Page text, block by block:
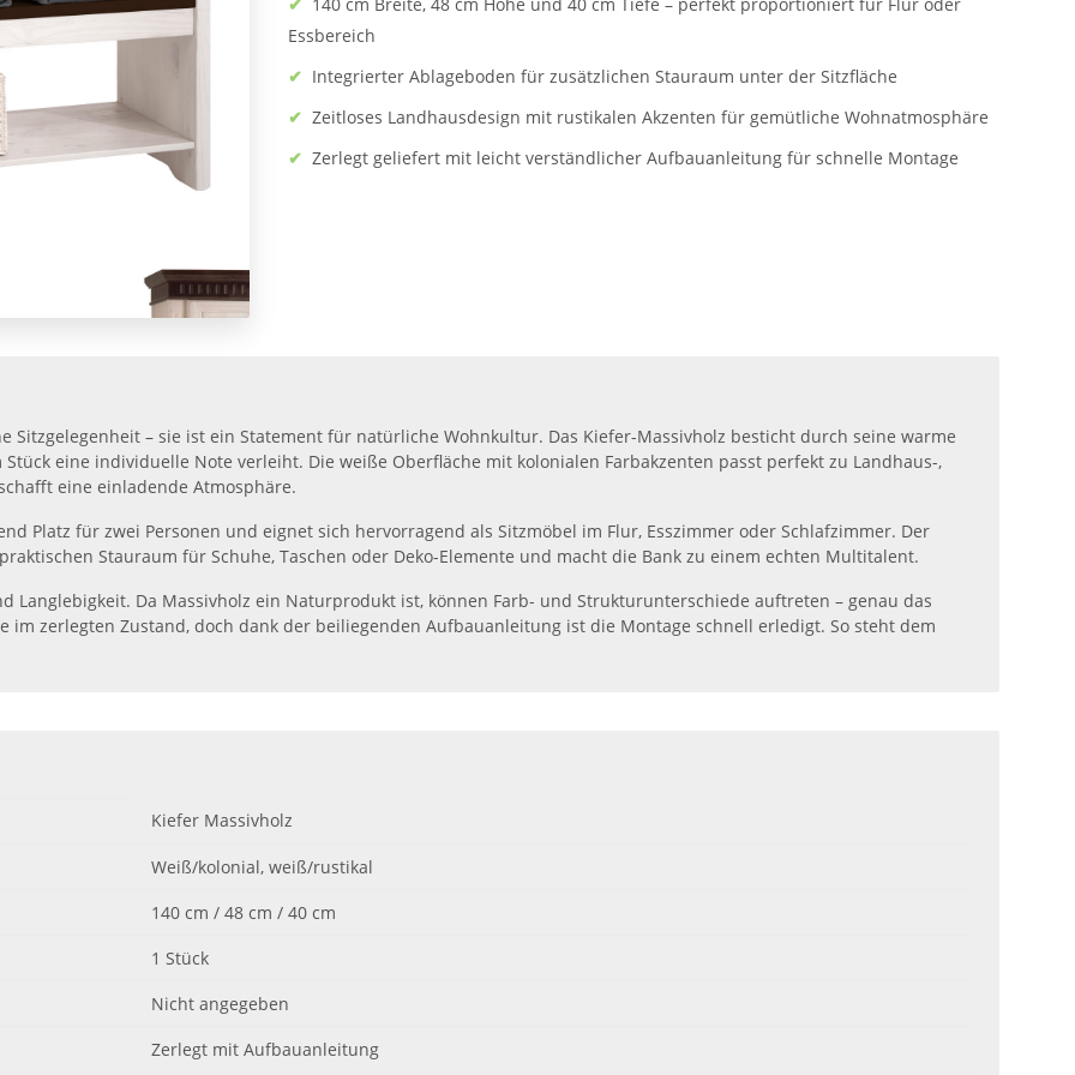
Essbereich
✔ Integrierter Ablageboden für zusätzlichen Stauraum unter der Sitzfläche
✔ Zeitloses Landhausdesign mit rustikalen Akzenten für gemütliche Wohnatmosphäre
✔ Zerlegt geliefert mit leicht verständlicher Aufbauanleitung für schnelle Montage
Sitzgelegenheit – sie ist ein Statement für natürliche Wohnkultur. Das Kiefer-Massivholz besticht durch seine warme
eine individuelle Note verleiht. Die weiße Oberfläche mit kolonialen Farbakzenten passt perfekt zu Landhaus-,
eine einladende Atmosphäre.
Platz für zwei Personen und eignet sich hervorragend als Sitzmöbel im Flur, Esszimmer oder Schlafzimmer. Der
Stauraum für Schuhe, Taschen oder Deko-Elemente und macht die Bank zu einem echten Multitalent.
Langlebigkeit. Da Massivholz ein Naturprodukt ist, können Farb- und Strukturunterschiede auftreten – genau das
im zerlegten Zustand, doch dank der beiliegenden Aufbauanleitung ist die Montage schnell erledigt. So steht dem
Kiefer Massivholz
Weiß/kolonial, weiß/rustikal
140 cm / 48 cm / 40 cm
1 Stück
Nicht angegeben
Zerlegt mit Aufbauanleitung